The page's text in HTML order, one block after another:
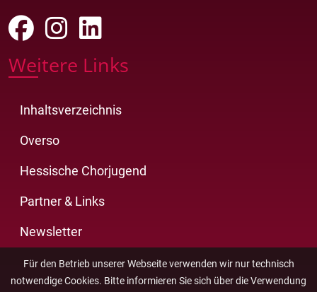
Für den Betrieb unserer Webseite verwenden wir nur technisch
notwendige Cookies. Bitte informieren Sie sich über die Verwendung
Weitere Links
Inhaltsverzeichnis
Overso
Hessische Chorjugend
Partner & Links
Newsletter